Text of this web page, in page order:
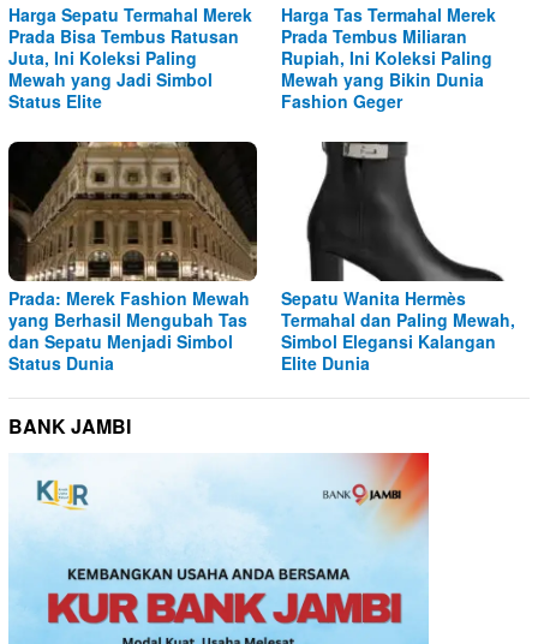
Harga Sepatu Termahal Merek
Prada Bisa Tembus Ratusan
Juta, Ini Koleksi Paling
Mewah yang Jadi Simbol
Status Elite
Harga Tas Termahal Merek
Prada Tembus Miliaran
Rupiah, Ini Koleksi Paling
Mewah yang Bikin Dunia
Fashion Geger
Prada: Merek Fashion Mewah
yang Berhasil Mengubah Tas
dan Sepatu Menjadi Simbol
Status Dunia
Sepatu Wanita Hermès
Termahal dan Paling Mewah,
Simbol Elegansi Kalangan
Elite Dunia
BANK JAMBI